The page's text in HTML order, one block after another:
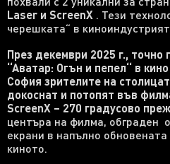
Laser и ScreenX . Тези
черешката“ в
През декември 2025 г., точно
‘‘Аватар: Огън и пепел‘‘ в
София зрителите на
докоснат и потопят във
ScreenX – 270 градусово
центъра на филма, обграден
екрани в напълно
киното.